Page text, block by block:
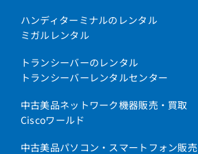
ハンディターミナルのレンタル
ミガルレンタル
トランシーバーのレンタル
トランシーバーレンタルセンター
中古美品ネットワーク機器販売・買取
Ciscoワールド
中古美品パソコン・スマートフォン販売